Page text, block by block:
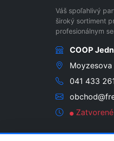
Váš spoľahlivý
široký sortiment
profesionálnym
COOP
041 433
Zatvorené